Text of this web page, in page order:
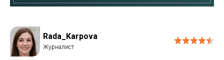
Rada_Karpova